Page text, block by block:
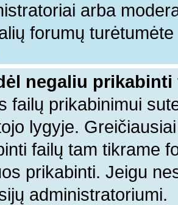
arba
forumų
negaliu prikabinti
failų prikabinimui
lygyje.
failų tam tikrame
prikabinti. Jeigu
administratoriumi.